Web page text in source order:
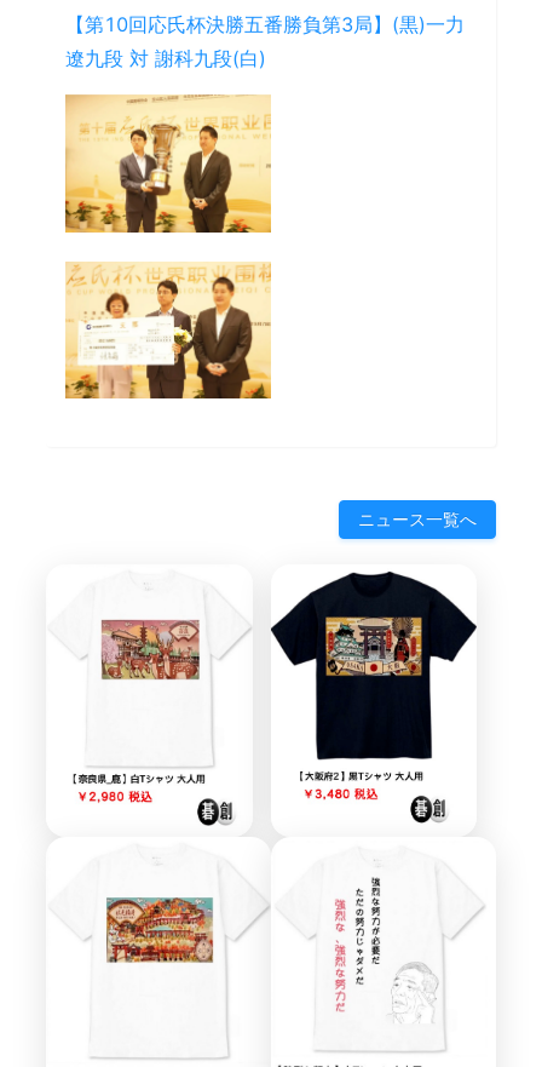
【第10回応氏杯決勝五番勝負第3局】(黒)一力
遼九段 対 謝科九段(白)
ニュース一覧へ